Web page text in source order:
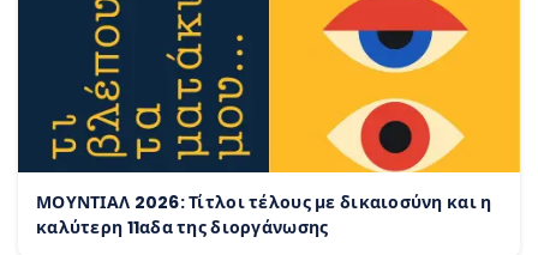
ΜΟΥΝΤΙΑΛ 2026: Τίτλοι τέλους με δικαιοσύνη και η
καλύτερη 11αδα της διοργάνωσης